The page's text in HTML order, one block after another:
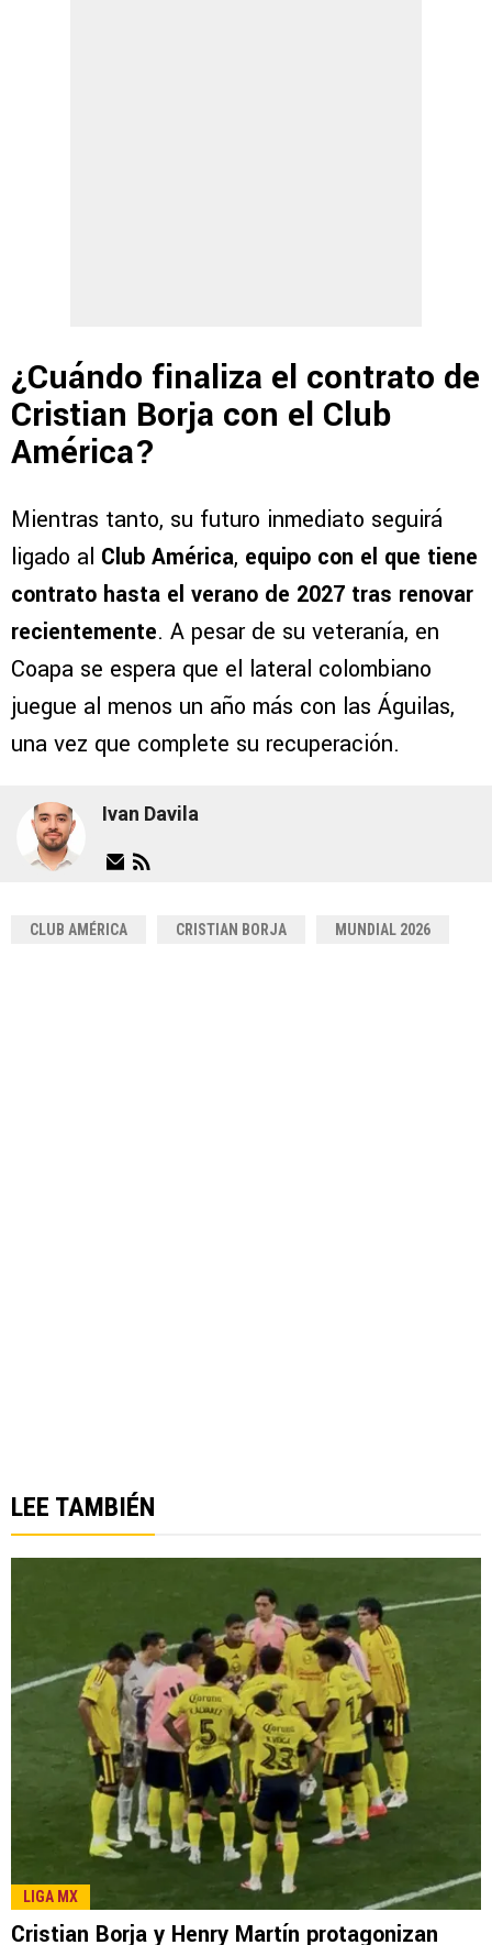
¿Cuándo finaliza el contrato de
Cristian Borja con el Club
América?
Mientras tanto, su futuro inmediato seguirá
ligado al Club América, equipo con el que tiene
contrato hasta el verano de 2027 tras renovar
recientemente. A pesar de su veteranía, en
Coapa se espera que el lateral colombiano
juegue al menos un año más con las Águilas,
una vez que complete su recuperación.
Ivan Davila
CLUB AMÉRICA CRISTIAN BORJA MUNDIAL 2026